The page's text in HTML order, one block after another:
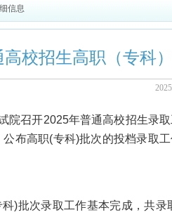
信息
高校招生高职（专科
召开2025年普通高校招生录
布高职(专科)批次的投档录取
批次录取工作基本完成，共录